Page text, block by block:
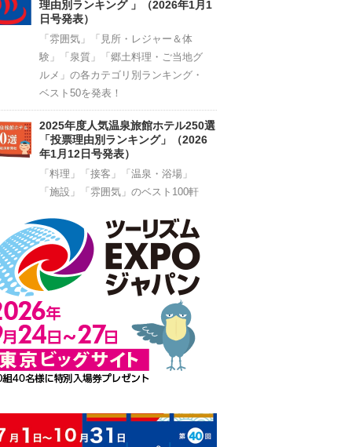
理由別ランキング 」（2026年1月1
日号発表）
「雰囲気」「見所・レジャー＆体
験」「泉質」「郷土料理・ご当地グ
ルメ」の各カテゴリ別ランキング・
ベスト50を発表！
2025年度人気温泉旅館ホテル250選
「投票理由別ランキング」（2026
年1月12日号発表）
「料理」「接客」「温泉・浴場」
「施設」「雰囲気」のベスト100軒